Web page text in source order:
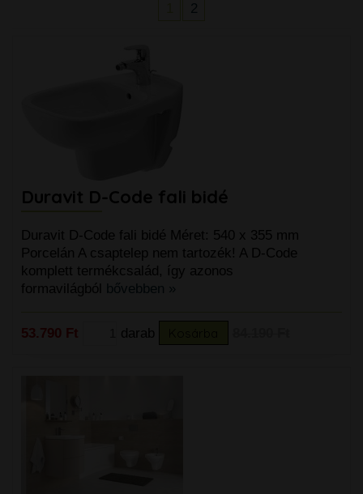
2
Duravit D-Code fali bidé
Duravit D-Code fali bidé Méret: 540 x 355 mm
Porcelán A csaptelep nem tartozék! A D-Code
komplett termékcsalád, így azonos
formavilágból
bővebben »
53.790 Ft darab